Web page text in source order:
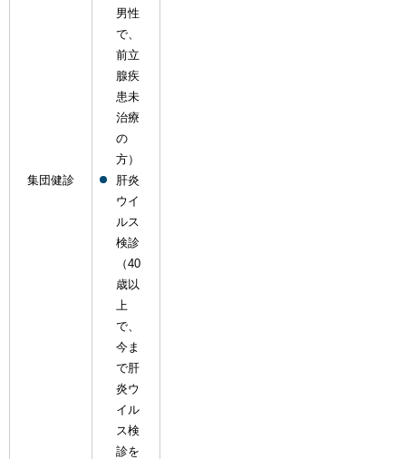
集団健診
男性
で、
前立
腺疾
患未
治療
の
方）
肝炎
ウイ
ルス
検診
（40
歳以
上
で、
今ま
で肝
炎ウ
イル
ス検
診を